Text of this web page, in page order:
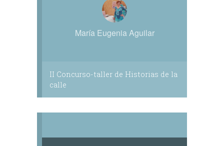
María Eugenia Aguilar
II Concurso-taller de Historias de la
calle